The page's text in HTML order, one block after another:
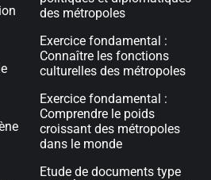
des métropoles
Exercice fondamental :
Connaître les fonctions
culturelles des métropoles
Exercice fondamental :
Comprendre le poids
croissant des métropoles
dans le monde
Etude de documents type